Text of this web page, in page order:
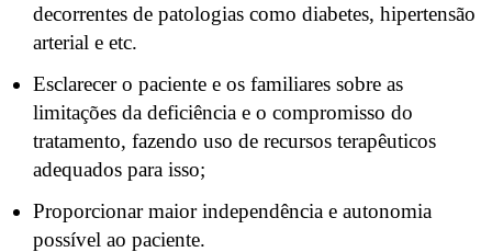
decorrentes de patologias como diabetes, hipertensão
arterial e etc.
Esclarecer o paciente e os familiares sobre as
limitações da deficiência e o compromisso do
tratamento, fazendo uso de recursos terapêuticos
adequados para isso;
Proporcionar maior independência e autonomia
possível ao paciente.